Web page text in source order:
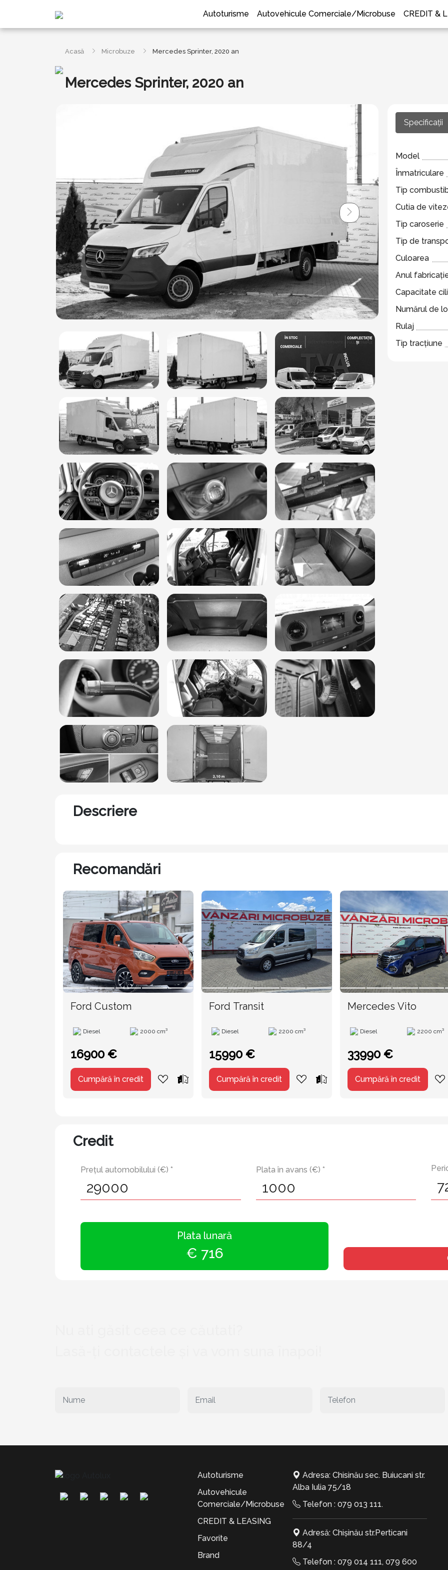
Autoturisme Autovehicule Comerciale/Microbuse CREDIT &
Acasă Microbuze Mercedes Sprinter, 2020 an
Mercedes Sprinter, 2020 an
Specificații
Model
Înmatriculare
Tip
Cutia de
Tip caroserie
Tip de
Culoarea
Anul
Capacitate
Numărul de
Rulaj
Tip tracțiune
Descriere
Recomandări
Ford Custom
Diesel 2000 cm³
16900 €
Cumpără în credit
Ford Transit
Diesel 2200 cm³
15990 €
Cumpără în credit
Mercedes Vito
Diesel 2200 cm³
33990 €
Cumpără în credit
Credit
Prețul automobilului (€) * Plata în avans (€) *
Plata lunară
€ 716
Autoturisme
Autovehicule
Comerciale/Microbuse
CREDIT & LEASING
Favorite
Brand
Adresa: Chisinău sec. Buiucani str.
Alba Iulia 75/18
Telefon : 079 013 111.
Adresă: Chișinău str.Perticani
88/4
Telefon : 079 014 111, 079 600